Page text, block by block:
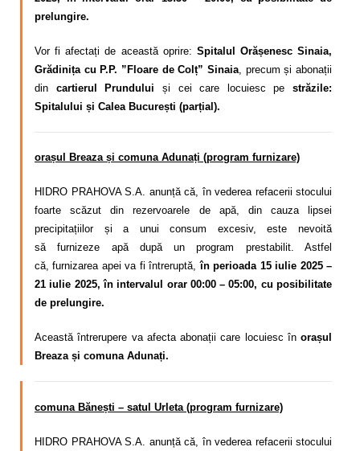
prelungire.
Vor fi afectați de această oprire: Spitalul Orășenesc Sinaia,
Grădinița cu P.P. ”Floare de Colț” Sinaia , precum și abonații
din cartierul Prundului și cei care locuiesc pe străzile:
Spitalului și Calea București (parțial).
orașul Breaza și comuna Adunați (program furnizare)
HIDRO PRAHOVA S.A. anunță că, în vederea refacerii stocului
foarte scăzut din rezervoarele de apă, din cauza lipsei
precipitațiilor și a unui consum excesiv,este nevoită
săfurnizeze apă după un program prestabilit. Astfel
că,furnizarea apei va fi întreruptă,în perioada 15 iulie 2025 –
21 iulie 2025, în intervalul orar 00:00 – 05:00, cu posibilitate
de prelungire.
Această întrerupere va afecta abonații care locuiesc în orașul
Breaza și comuna Adunați.
comuna Bănești – satul Urleta (program furnizare)
HIDRO PRAHOVA S.A. anunță că, în vederea refacerii stocului